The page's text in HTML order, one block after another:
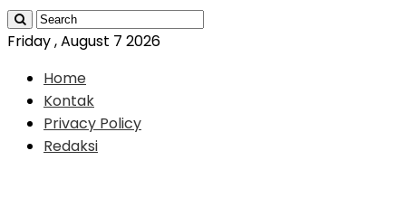
Friday , August 7 2026
Home
Kontak
Privacy Policy
Redaksi